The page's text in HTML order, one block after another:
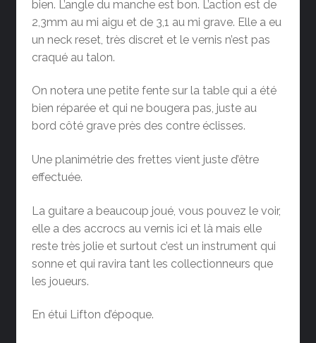
bien. L’angle du manche est bon. L’action est de
2,3mm au mi aigu et de 3,1 au mi grave. Elle a eu
un neck reset, très discret et le vernis n’est pas
craqué au talon.
On notera une petite fente sur la table qui a été
bien réparée et qui ne bougera pas, juste au
bord côté grave près des contre éclisses.
Une planimétrie des frettes vient juste d’être
effectuée.
La guitare a beaucoup joué, vous pouvez le voir,
elle a des accrocs au vernis ici et là mais elle
reste très jolie et surtout c’est un instrument qui
sonne et qui ravira tant les collectionneurs que
les joueurs.
En étui Lifton d’époque.